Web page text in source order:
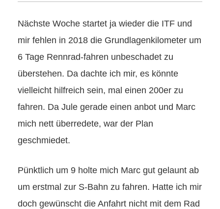
Nächste Woche startet ja wieder die ITF und
mir fehlen in 2018 die Grundlagenkilometer um
6 Tage Rennrad-fahren unbeschadet zu
überstehen. Da dachte ich mir, es könnte
vielleicht hilfreich sein, mal einen 200er zu
fahren. Da Jule gerade einen anbot und Marc
mich nett überredete, war der Plan
geschmiedet.
Pünktlich um 9 holte mich Marc gut gelaunt ab
um erstmal zur S-Bahn zu fahren. Hatte ich mir
doch gewünscht die Anfahrt nicht mit dem Rad